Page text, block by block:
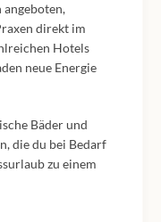
angeboten,
direkt im
Hotels
neue Energie
Bäder und
die du bei Bedarf
zu einem